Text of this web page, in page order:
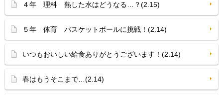
４年 理科 熱した水はどうなる…？(2.15)
５年 体育 バスケットボールに挑戦！(2.14)
いつもおいしい給食ありがとうございます！(2.14)
春はもうそこまで…(2.14)